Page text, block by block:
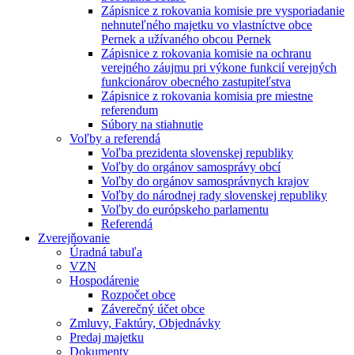
Zápisnice z rokovania komisie pre vysporiadanie
nehnuteľného majetku vo vlastníctve obce
Pernek a užívaného obcou Pernek
Zápisnice z rokovania komisie na ochranu
verejného záujmu pri výkone funkcií verejných
funkcionárov obecného zastupiteľstva
Zápisnice z rokovania komisia pre miestne
referendum
Súbory na stiahnutie
Voľby a referendá
Voľba prezidenta slovenskej republiky
Voľby do orgánov samosprávy obcí
Voľby do orgánov samosprávnych krajov
Voľby do národnej rady slovenskej republiky
Voľby do európskeho parlamentu
Referendá
Zverejňovanie
Úradná tabuľa
VZN
Hospodárenie
Rozpočet obce
Záverečný účet obce
Zmluvy, Faktúry, Objednávky
Predaj majetku
Dokumenty